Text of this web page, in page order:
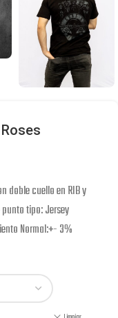
doble cuello en RIB y
tipo: Jersey
Normal:+- 3%